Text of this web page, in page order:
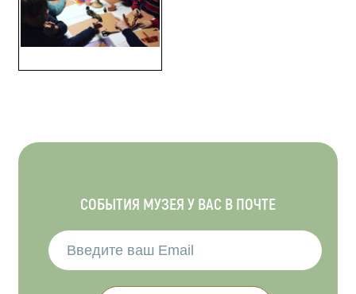
СОБЫТИЯ МУЗЕЯ У ВАС В ПОЧТЕ